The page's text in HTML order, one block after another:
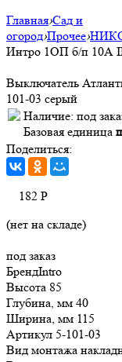
Главная›Сад и
огород›Прочее›
Интро 1ОП б/п 10А
Выключатель
101-03 серый
Наличие: под
Базовая единица
Поделиться:
182 Р
(нет на складе)
под заказ
БрендIntro
Высота 85
Глубина, мм 40
Ширина, мм 115
Артикул 5-101-03
Вид монтажа